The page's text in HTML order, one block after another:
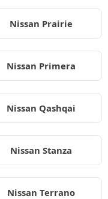
Nissan Prairie
Nissan Primera
Nissan Qashqai
Nissan Stanza
Nissan Terrano